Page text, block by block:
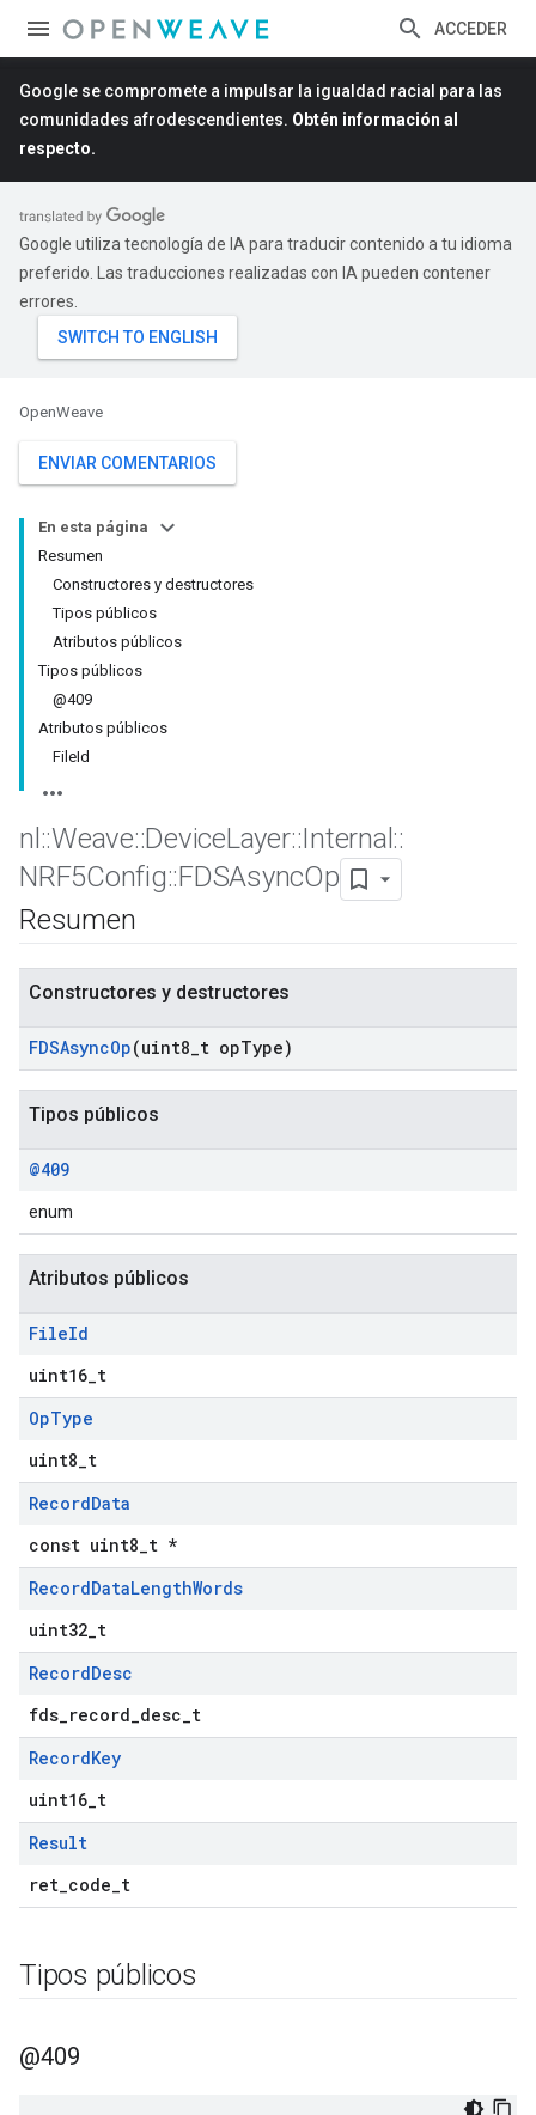
ACCEDER
Google se compromete a impulsar la igualdad racial para las
comunidades afrodescendientes. Obtén información al
respecto.
Google utiliza tecnología de IA para traducir contenido a tu idioma
preferido. Las traducciones realizadas con IA pueden contener
errores.
OpenWeave
ENVIAR COMENTARIOS
En esta página
Resumen
Constructores y destructores
Tipos públicos
Atributos públicos
Tipos públicos
@409
Atributos públicos
FileId
nl ::Weave::DeviceLayer::Internal ::
NRF5Config::FDSAsyncOp
Resumen
Constructores y destructores
FDSAsyncOp(uint8 t opType)
Tipos públicos
@409
enum
Atributos públicos
FileId
uint16_t
OpType
uint8_t
RecordData
const uint8_t *
RecordDataLengthWords
uint32_t
RecordDesc
fds_record_desc_t
RecordKey
uint16_t
Result
ret_code_t
Tipos públicos
@409